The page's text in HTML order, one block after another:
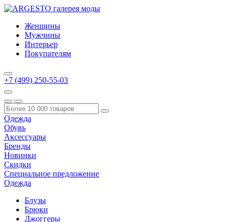
Женщины
Мужчины
Интерьер
Покупателям
+7 (499) 250-55-03
Одежда
Обувь
Аксессуары
Бренды
Новинки
Скидки
Специальное предложение
Одежда
Блузы
Брюки
Джоггеры